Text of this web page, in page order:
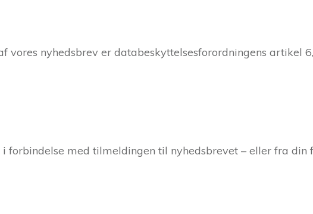
nyhedsbrev er databeskyttelsesforordningens artikel
med tilmeldingen til nyhedsbrevet – eller fra din